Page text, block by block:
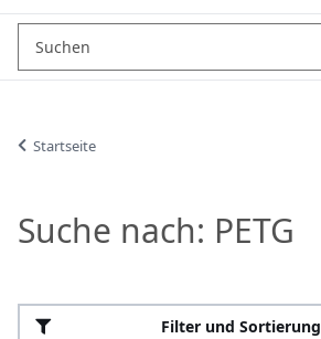
Startseite
Suche nach: PETG
Filter und Sortierung